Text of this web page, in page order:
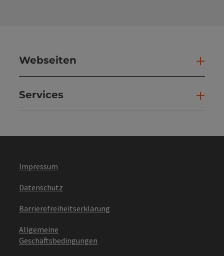
Webseiten
Services
Impressum
Datenschutz
Barrierefreiheitserklärung
Allgemeine
Geschäftsbedingungen